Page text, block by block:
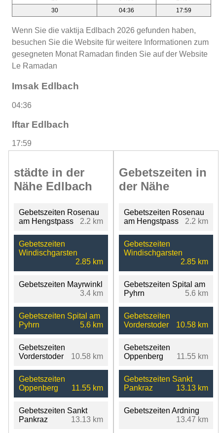
30
04:36 17:59
Wenn Sie die vaktija Edlbach 2026 gefunden haben,
besuchen Sie die Website für weitere Informationen zum
gesegneten Monat Ramadan finden Sie auf der Website
Le Ramadan
Imsak Edlbach
04:36
Iftar Edlbach
17:59
städte in der
Nähe Edlbach
Gebetszeiten Rosenau
am Hengstpass
2.2 km
Gebetszeiten
Windischgarsten
2.85 km
Gebetszeiten Mayrwinkl
3.4 km
Gebetszeiten Spital am
Pyhrn
5.6 km
Gebetszeiten
Vorderstoder
10.58 km
Gebetszeiten
Oppenberg
11.55 km
Gebetszeiten Sankt
Pankraz
13.13 km
Gebetszeiten in
der Nähe
Gebetszeiten Rosenau
am Hengstpass
2.2 km
Gebetszeiten
Windischgarsten
2.85 km
Gebetszeiten Spital am
Pyhrn
5.6 km
Gebetszeiten
Vorderstoder
10.58 km
Gebetszeiten
Oppenberg
11.55 km
Gebetszeiten Sankt
Pankraz
13.13 km
Gebetszeiten Ardning
13.47 km